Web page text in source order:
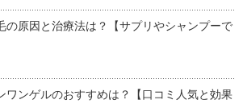
の原因と治療法は？【サプリやシャンプーで
ワンゲルのおすすめは？【口コミ人気と効果